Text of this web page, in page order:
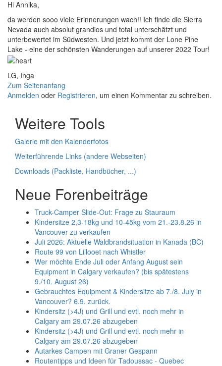
Hi Annika,
da werden sooo viele Erinnerungen wach!! Ich finde die Sierra
Nevada auch absolut grandios und total unterschätzt und
unterbewertet im Südwesten. Und jetzt kommt der Lone Pine
Lake - eine der schönsten Wanderungen auf unserer 2022 Tour!
LG, Inga
Zum Seitenanfang
Anmelden oder Registrieren, um einen Kommentar zu schreiben.
Weitere Tools
Galerie mit den Kalenderfotos
Weiterführende Links (andere Webseiten)
Downloads (Packliste, Handbücher, ...)
Neue Forenbeiträge
Truck-Camper Slide-Out: Frage zu Stauraum
Kindersitze 2,3-18kg und 10-45kg vom 21.-23.8.26 in
Vancouver zu verkaufen
Juli 2026: Aktuelle Waldbrandsituation in Kanada (BC)
Route 99 von Lillooet nach Whistler
Wer möchte Ende Juli oder Anfang August sein
Equipment in Calgary verkaufen? (bis spätestens
9./10. August 26)
Gebrauchtes Equipment & Kindersitze ab 7./8. July in
Vancouver? 6.9. zurück.
Kindersitz (>4J) und Grill und evtl. noch mehr in
Calgary am 29.07.26 abzugeben
Kindersitz (>4J) und Grill und evtl. noch mehr in
Calgary am 29.07.26 abzugeben
Autarkes Campen mit Graner Gespann
Routentipps und Ideen für Tadoussac - Quebec